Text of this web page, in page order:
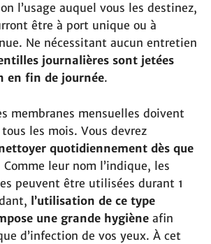
l’usage auquel vous les destinez,
être à port unique ou à
Ne nécessitant aucun entretien
journalières sont jetées
en fin de journée.
membranes mensuelles doivent
les mois. Vous devrez
quotidiennement dès que
Comme leur nom l’indique, les
peuvent être utilisées durant 1
l’utilisation de ce type
une grande hygiène afin
d’infection de vos yeux. À cet